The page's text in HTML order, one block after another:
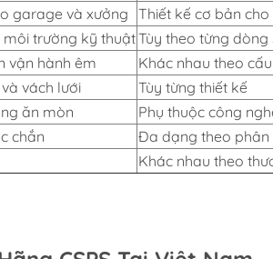
garage và xưởng Thiết kế cơ bản
môi trường kỹ thuậtTùy theo từng
vận hành êm
Khác nhau theo
vách lưới
Tùy từng thiết kế
ăn mòn
Phụ thuộc công
chắn
Đa dạng theo phân
Khác nhau theo